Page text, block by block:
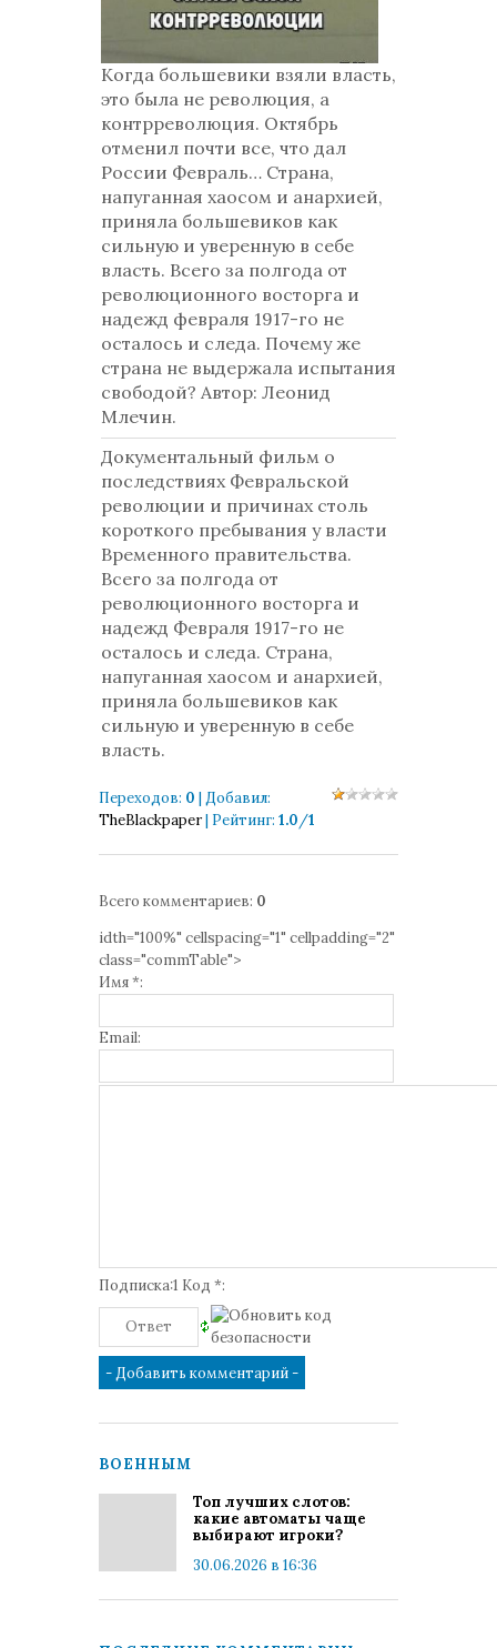
Когда большевики взяли власть,
это была не революция, а
контрреволюция. Октябрь
отменил почти все, что дал
России Февраль… Страна,
напуганная хаосом и анархией,
приняла большевиков как
сильную и уверенную в себе
власть. Всего за полгода от
революционного восторга и
надежд февраля 1917-го не
осталось и следа. Почему же
страна не выдержала испытания
свободой? Автор: Леонид
Млечин.
Документальный фильм о
последствиях Февральской
революции и причинах столь
короткого пребывания у власти
Временного правительства.
Всего за полгода от
революционного восторга и
надежд Февраля 1917-го не
осталось и следа. Страна,
напуганная хаосом и анархией,
приняла большевиков как
сильную и уверенную в себе
власть.
Переходов: 0 | Добавил:
TheBlackpaper| Рейтинг: 1.0/1
Всего комментариев: 0
idth="100%" cellspacing="1" cellpadding="2"
class="commTable">
Имя *:
Email:
Подписка:1 Код *:
ВОЕННЫМ
Топ лучших слотов:
какие автоматы чаще
выбирают игроки?
30.06.2026 в 16:36